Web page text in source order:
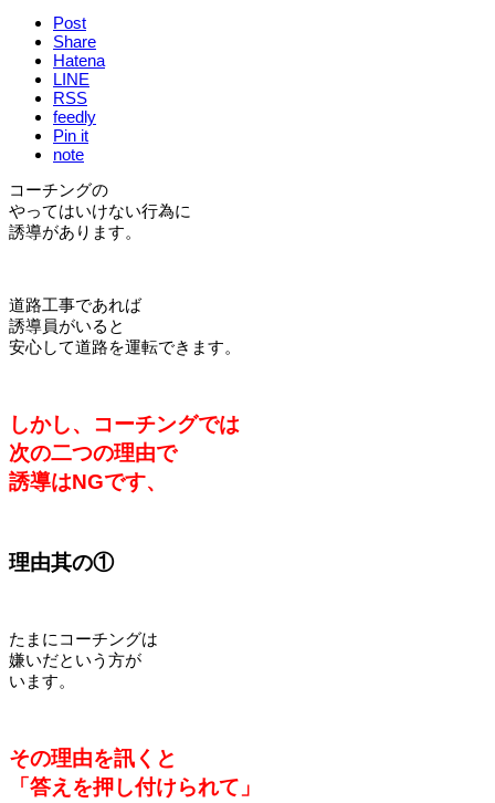
Post
Share
Hatena
LINE
RSS
feedly
Pin it
note
コーチングの
やってはいけない行為に
誘導があります。
道路工事であれば
誘導員がいると
安心して道路を運転できます。
しかし、コーチングでは
次の二つの理由で
誘導はNGです、
理由其の①
たまにコーチングは
嫌いだという方が
います。
その理由を訊くと
「答えを押し付けられて」